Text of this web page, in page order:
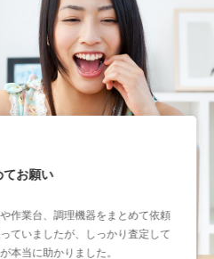
てお願い
作業台、調理機器をまとめて依頼
ていましたが、しっかり査定して
本当に助かりました。